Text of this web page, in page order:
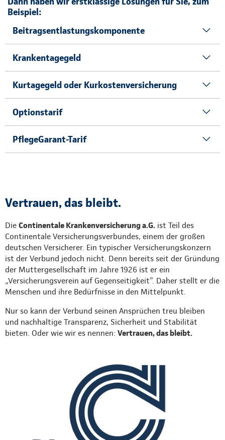
Beispiel:
Beitragsentlastungskomponente
Krankentagegeld
Kurtagegeld oder Kurkostenversicherung
Optionstarif
PflegeGarant-Tarif
Vertrauen, das bleibt.
Die Continentale Krankenversicherung a.G. ist Teil des
Continentale Versicherungsverbundes, einem der großen
deutschen Versicherer. Ein typischer Versicherungskonzern
ist der Verbund jedoch nicht. Denn bereits seit der Gründung
der Muttergesellschaft im Jahre 1926 ist er ein
„Versicherungsverein auf Gegenseitigkeit”. Daher stellt er die
Menschen und ihre Bedürfnisse in den Mittelpunkt.
Nur so kann der Verbund seinen Ansprüchen treu bleiben
und nachhaltige Transparenz, Sicherheit und Stabilität
bieten. Oder wie wir es nennen: Vertrauen, das bleibt.